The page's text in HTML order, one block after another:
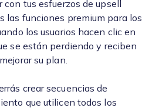
tus esfuerzos de upsell
las funciones premium para los
los usuarios hacen clic en
se están perdiendo y reciben
su plan.
crear secuencias de
que utilicen todos los